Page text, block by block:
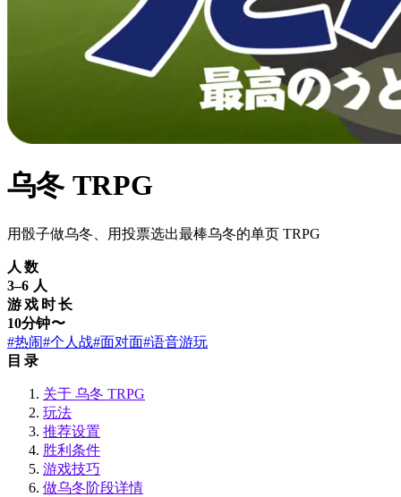
乌冬 TRPG
用骰子做乌冬、用投票选出最棒乌冬的单页 TRPG
人数
3–6 人
游戏时长
10分钟〜
#热闹#个人战#面对面#语音游玩
目录
关于 乌冬 TRPG
玩法
推荐设置
胜利条件
游戏技巧
做乌冬阶段详情